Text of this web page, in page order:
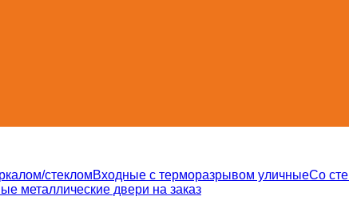
стекломВходные с терморазрывом уличныеСо
металлические двери на заказ